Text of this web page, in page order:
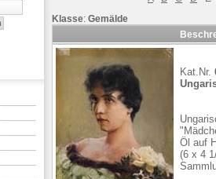
Klasse: Gemälde
Kat.Nr.
Öl auf
(6 x 4